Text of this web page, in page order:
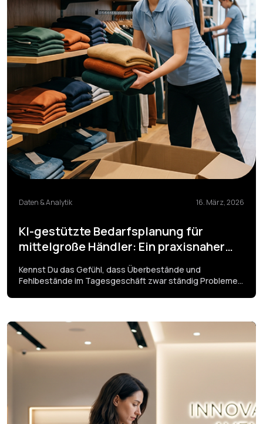
Daten & Analytik 16. März, 2026
KI-gestützte Bedarfsplanung für
mittelgroße Händler: Ein praxisnaher
Implementierungsleitfaden
Kennst Du das Gefühl, dass Überbestände und
Fehlbestände im Tagesgeschäft zwar ständig Probleme